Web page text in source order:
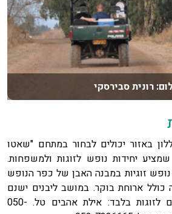
רונית סבירסקי
באזור יכולים לבחור במתחם "שאטו
יחידות נופש לזוגות ולמשפחות.
נופש זוגיות במבנה האבן של כפר הנופש
שקל לילה כולל ארוחת בוקר. במושב ליבנים ישנם
שני מתחמים שמיועדים לזוגות בלבד: אילת אהבים טל. 050-